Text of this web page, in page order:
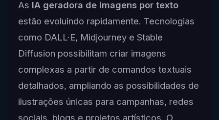
As IA geradora de imagens por texto
estão evoluindo rapidamente. Tecnologias
como DALL·E, Midjourney e Stable
Diffusion possibilitam criar imagens
complexas a partir de comandos textuais
detalhados, ampliando as possibilidades de
ilustrações únicas para campanhas, redes
sociais, blogs e projetos artísticos. O